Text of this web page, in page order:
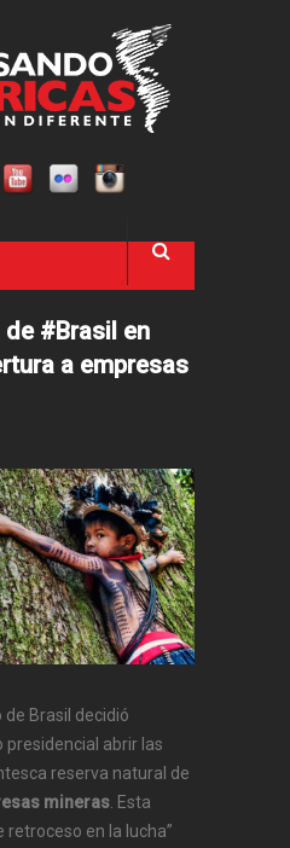
#Brasil en
a empresas
de Brasil decidió
abrir las
reserva natural de
mineras . Esta
retroceso en la lucha”